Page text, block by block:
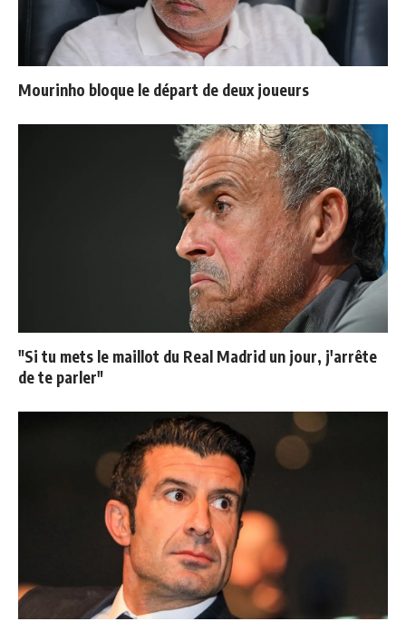
Mourinho bloque le départ de deux joueurs
"Si tu mets le maillot du Real Madrid un jour, j'arrête
de te parler"